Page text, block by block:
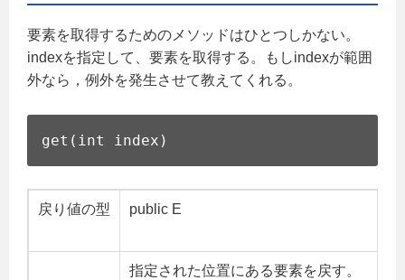
要素を取得するためのメソッドはひとつしかない。
indexを指定して、要素を取得する。もしindexが範囲
外なら，例外を発生させて教えてくれる。
get(int index)
戻り値の型 public E
指定された位置にある要素を戻す。